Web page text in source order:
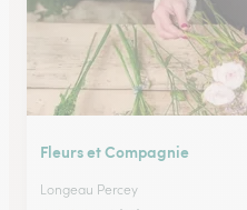
Fleurs et Compagnie
Longeau Percey